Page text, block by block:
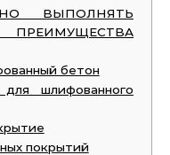
ВЫПОЛНЯТЬ
бетон
шлифованного
покрытий